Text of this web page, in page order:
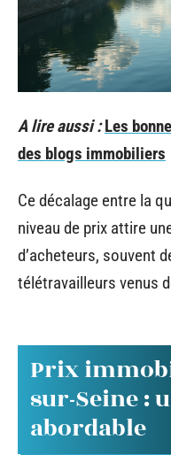
A lire aussi : Les
des blogs immobiliers
Ce décalage entre la
niveau de prix attire
d’acheteurs, souvent
télétravailleurs venus
Prix
sur-Seine :
abordable